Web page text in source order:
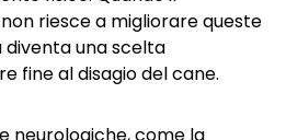
riesce a migliorare queste
diventa una scelta
fine al disagio del cane.